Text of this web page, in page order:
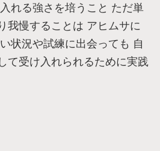
れる強さを培うこと ただ単
我慢することは アヒムサに
状況や試練に出会っても 自
て受け入れられるために実践